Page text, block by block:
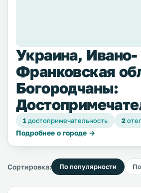
Украина, Ивано-
Франковская
Богородчаны:
1достопримечательность 2
Подробнее о городе →
Сортировка: По популярности